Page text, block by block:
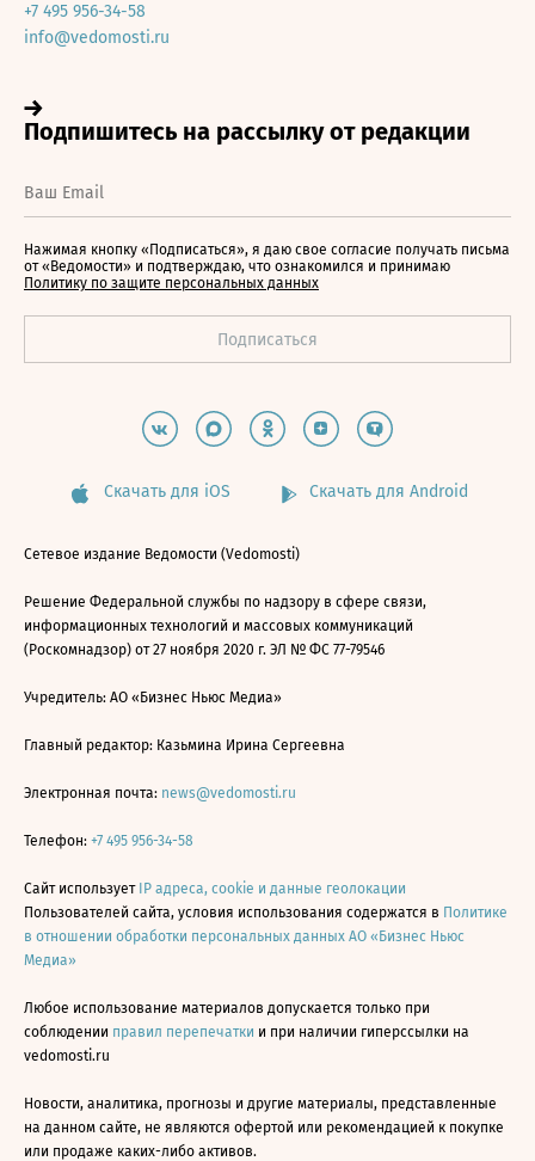
+7 495 956-34-58
info@vedomosti.ru
Нажимая кнопку «Подписаться», я даю свое согласие получать письма
от «Ведомости» и подтверждаю, что ознакомился и принимаю
Политику по защите персональных данных
Скачать для iOS Скачать для Android
Сетевое издание Ведомости (Vedomosti)
Решение Федеральной службы по надзору в сфере связи,
информационных технологий и массовых коммуникаций
(Роскомнадзор) от 27 ноября 2020 г. ЭЛ № ФС 77-79546
Учредитель: АО «Бизнес Ньюс Медиа»
Главный редактор: Казьмина Ирина Сергеевна
Электронная почта: news@vedomosti.ru
Телефон: +7 495 956-34-58
Сайт использует IP адреса, cookie и данные геолокации
Пользователей сайта, условия использования содержатся в Политике
в отношении обработки персональных данных АО «Бизнес Ньюс
Медиа»
Любое использование материалов допускается только при
соблюдении правил перепечатки и при наличии гиперссылки на
vedomosti.ru
Новости, аналитика, прогнозы и другие материалы, представленные
на данном сайте, не являются офертой или рекомендацией к покупке
или продаже каких-либо активов.